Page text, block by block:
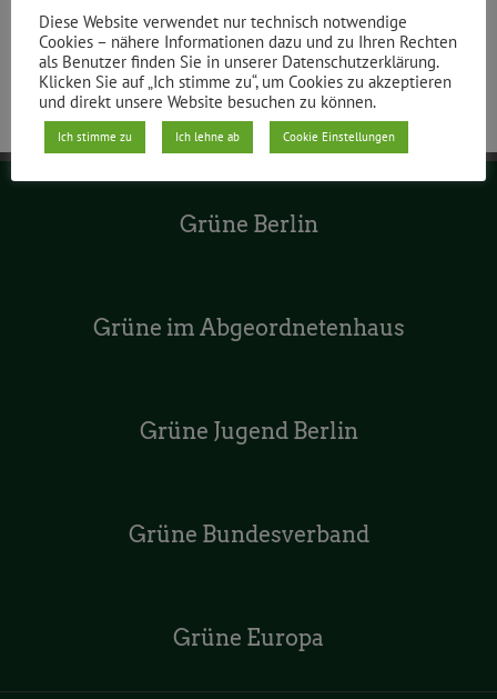
Grüne Berlin
Grüne im Abgeordnetenhaus
Grüne Jugend Berlin
Grüne Bundesverband
Grüne Europa
Diese Website verwendet nur technisch notwendige
Cookies – nähere Informationen dazu und zu Ihren Rechten
als Benutzer finden Sie in unserer Datenschutzerklärung.
Klicken Sie auf „Ich stimme zu“, um Cookies zu akzeptieren
und direkt unsere Website besuchen zu können.
Ich stimme zu Ich lehne ab Cookie Einstellungen